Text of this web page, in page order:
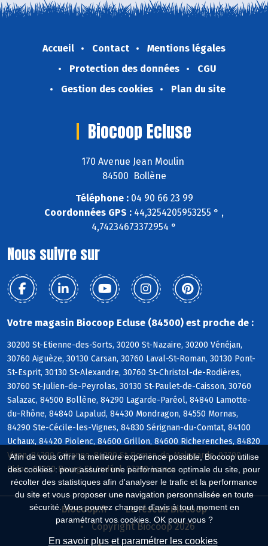
Afin de vous offrir la meilleure expérience possible, Biocoop utilise
des cookies : pour assurer une performance optimale du site, pour
récolter des statistiques afin d'analyser le trafic et la performance
du site et vous proposer une navigation personnalisée en toute
sécurité. Vous pouvez changer d'avis à tout moment en
paramétrant vos cookies. OK pour vous ?
En savoir plus et paramétrer les cookies
Accueil Contact
Mentions légales
Protection des données
CGU
Gestion des cookies
Plan du site
Biocoop Ecluse
170 Avenue Jean Moulin
84500 Bollène
Téléphone :04 90 66 23 99
Coordonnées GPS : 44,3254205953255 ° ,
4,74234673372954 °
Nous suivre sur
Votre magasin Biocoop Ecluse (84500) est proche de :
30200 St-Etienne-des-Sorts, 30200 St-Nazaire, 30200 Vénéjan,
30760 Aiguèze, 30130 Carsan, 30760 Laval-St-Roman, 30130 Pont-
St-Esprit, 30130 St-Alexandre, 30760 St-Christol-de-Rodières,
30760 St-Julien-de-Peyrolas, 30130 St-Paulet-de-Caisson, 30760
Salazac, 84500 Bollène, 84290 Lagarde-Paréol, 84840 Lamotte-
du-Rhône, 84840 Lapalud, 84430 Mondragon, 84550 Mornas,
84290 Ste-Cécile-les-Vignes, 84830 Sérignan-du-Comtat, 84100
Uchaux, 84420 Piolenc, 84600 Grillon, 84600 Richerenches, 84820
Visan, 84290 Cairanne, 84290 St-Roman-de-Malegarde, 07700
Bidon, 07700 Bourg-St-Andéol, 07220 Larnas
Biocoop.fr
Le réseau Biocoop
Copyright Biocoop 2026